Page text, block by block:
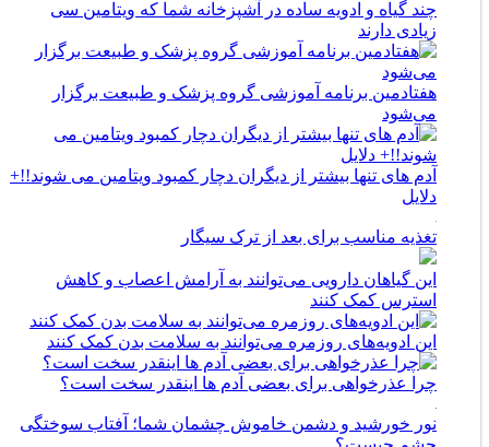
چند گیاه و ادویه ساده در آشپزخانه شما که ویتامین سی
زیادی دارند
هفتادمین برنامه آموزشی گروه پزشک و طبیعت برگزار
می‌شود
آدم های تنها بیشتر از دیگران دچار کمبود ویتامین می شوند!!+
دلایل
تغذیه مناسب برای بعد از ترک سیگار
این گیاهان دارویی می‌توانند به آرامش اعصاب و کاهش
استرس کمک کنند
این ادویه‌های روزمره می‌توانند به سلامت بدن کمک کنند
چرا عذرخواهی برای بعضی آدم ها اینقدر سخت است؟
نور خورشید و دشمن خاموش چشمان شما؛ آفتاب سوختگی